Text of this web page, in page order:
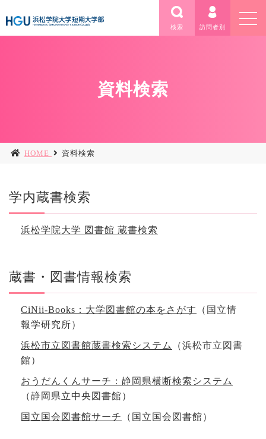
検索 訪問者別
資料検索
HOME 資料検索
学内蔵書検索
浜松学院大学 図書館 蔵書検索
蔵書・図書情報検索
CiNii-Books：大学図書館の本をさがす
（国立情
報学研究所）
浜松市立図書館蔵書検索システム
（浜松市立図書
館）
おうだんくんサーチ：静岡県横断検索システム
（静岡県立中央図書館）
国立国会図書館サーチ （国立国会図書館）